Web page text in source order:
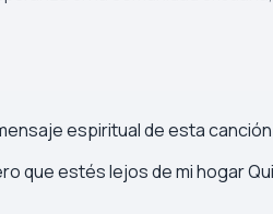
espiritual de esta
que estés lejos de mi hogar